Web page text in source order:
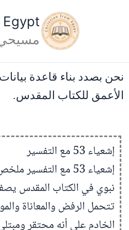
نحن بصدد بناء قاعدة
الأعمق للكتاب المقدس.
إشعياء 53 مع التفسير
نبوي في الكتاب المقدس
تتحمل الرفض والمعاناة
الخادم على أنه محتقر